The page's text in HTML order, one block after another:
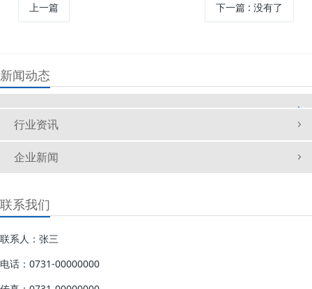
上一篇 下一篇: 没有了
新闻动态
行业资讯
企业新闻
联系我们
联系人：张三
电话：0731-00000000